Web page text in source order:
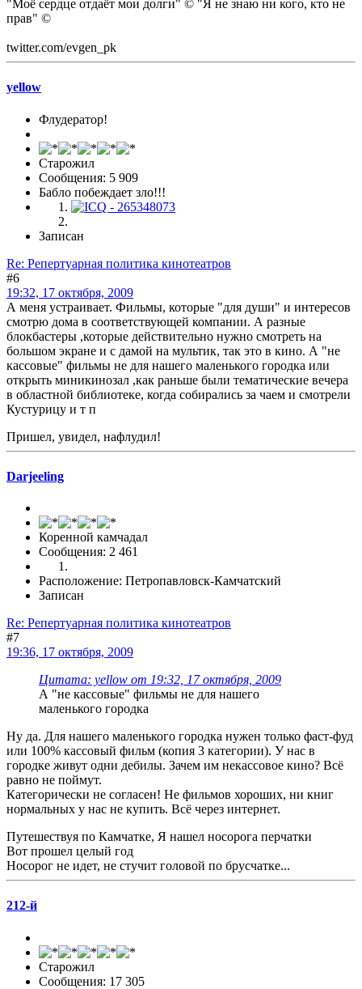
"Моё сердце отдаёт мои долги" © "Я не знаю ни кого, кто не
прав" ©
twitter.com/evgen_pk
yellow
Флудератор!
Старожил
Сообщения: 5 909
Бабло побеждает зло!!!
Записан
Re: Репертуарная политика кинотеатров
#6
19:32, 17 октября, 2009
А меня устраивает. Фильмы, которые "для души" и интересов
смотрю дома в соответствующей компании. А разные
блокбастеры ,которые действительно нужно смотреть на
большом экране и с дамой на мультик, так это в кино. А "не
кассовые" фильмы не для нашего маленького городка или
открыть миникинозал ,как раньше были тематические вечера
в областной библиотеке, когда собирались за чаем и смотрели
Кустурицу и т п
Пришел, увидел, нафлудил!
Darjeeling
Коренной камчадал
Сообщения: 2 461
Расположение: Петропавловск-Камчатский
Записан
Re: Репертуарная политика кинотеатров
#7
19:36, 17 октября, 2009
Цитата: yellow от 19:32, 17 октября, 2009
А "не кассовые" фильмы не для нашего
маленького городка
Ну да. Для нашего маленького городка нужен только фаст-фуд
или 100% кассовый фильм (копия 3 категории). У нас в
городке живут одни дебилы. Зачем им некассовое кино? Всё
равно не поймут.
Категорически не согласен! Не фильмов хороших, ни книг
нормальных у нас не купить. Всё через интернет.
Путешествуя по Камчатке, Я нашел носорога перчатки
Вот прошел целый год
Носорог не идет, не стучит головой по брусчатке...
212-й
Старожил
Сообщения: 17 305